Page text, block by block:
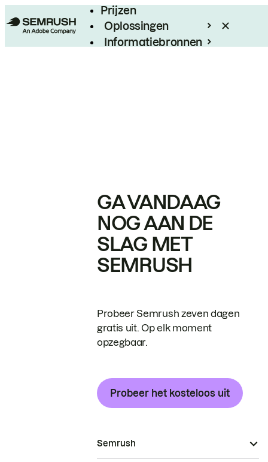
Prijzen
Oplossingen
Informatiebronnen
GA VANDAAG
NOG AAN DE
SLAG MET
SEMRUSH
Probeer Semrush zeven dagen
gratis uit. Op elk moment
opzegbaar.
Probeer het kosteloos uit
Semrush